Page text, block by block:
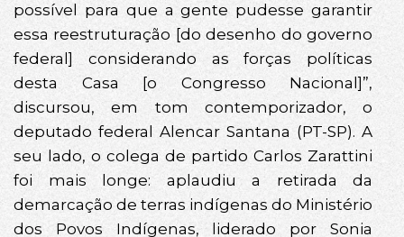
possível para que a gente pudesse garantir
essa reestruturação [do desenho do governo
federal] considerando as forças políticas
desta Casa [o Congresso Nacional]”,
discursou, em tom contemporizador, o
deputado federal Alencar Santana (PT-SP). A
seu lado, o colega de partido Carlos Zarattini
foi mais longe: aplaudiu a retirada da
demarcação de terras indígenas do Ministério
dos Povos Indígenas, liderado por Sonia